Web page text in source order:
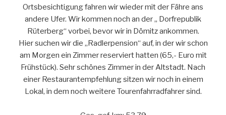
Ortsbesich­tigung fahren wir wieder mit der Fähre ans
andere Ufer. Wir kommen noch an der „ Dorfrepublik
Rüterberg“ vorbei, bevor wir in Dömitz ankommen.
Hier suchen wir die „Radlerpension“ auf, in der wir schon
am Morgen ein Zimmer reserviert hatten (65,- Euro mit
Frühstück). Sehr schönes Zimmer in der Altstadt. Nach
einer Restaurant­empfeh­lung sitzen wir noch in einem
Lokal, in dem noch weitere Tourenfahrradfahrer sind.